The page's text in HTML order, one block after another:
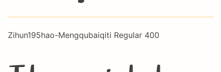
Zihun195hao-Mengqubaiqiti Regular 400